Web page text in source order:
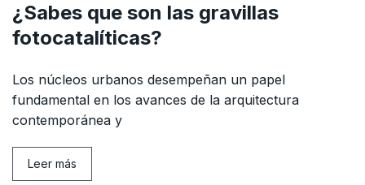
¿Sabes que son las gravillas
fotocatalíticas?
Los núcleos urbanos desempeñan un papel
fundamental en los avances de la arquitectura
contemporánea y
Leer más